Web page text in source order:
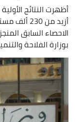
أظهرت النتائج
أزيد من 230
بوزارة الفلاحة